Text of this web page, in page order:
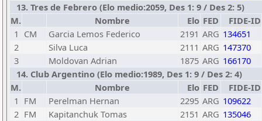
13. Tres de Febrero (Elo medio:2059, Des 1: 9 / Des 2: 5)
M.
Nombre Elo FED
FIDE-ID
1 CM Garcia Lemos Federico 2191 ARG 134651
2
Silva Luca 2111 ARG 147370
3
Moldovan Adrian 1875 ARG 166170
14. Club Argentino (Elo medio:1989, Des 1: 9 / Des 2: 4)
M.
Nombre Elo FED
FIDE-ID
1 FM Perelman Hernan 2295 ARG 109622
2 FM Kapitanchuk Tomas 2151 ARG 135046